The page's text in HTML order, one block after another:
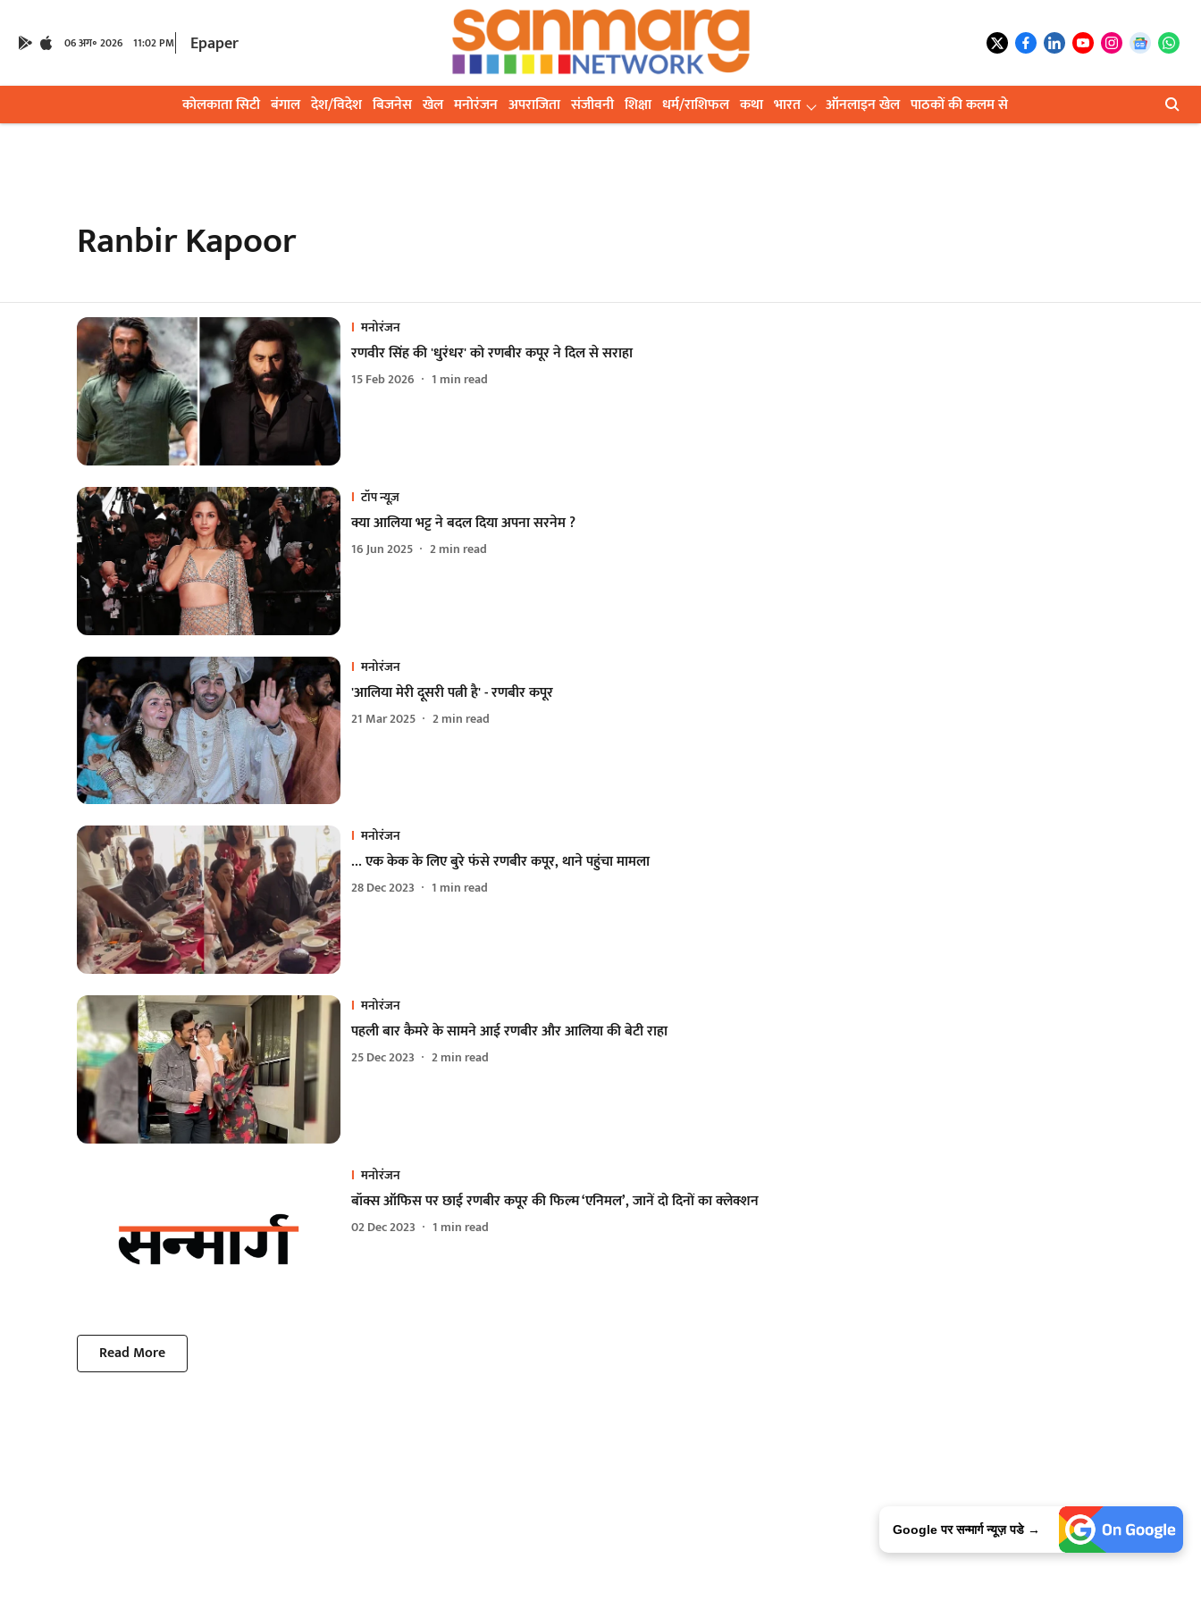
06 अग॰ 2026 11:02 PM Epaper
कोलकाता सिटी बंगाल देश/विदेश बिजनेस खेल मनोरंजन अपराजिता संजीवनी शिक्षा धर्म/राशिफल कथा भारत ऑनलाइन खेल पाठकों की कलम से
Ranbir Kapoor
मनोरंजन
रणवीर सिंह की 'धुरंधर' को रणबीर कपूर ने दिल से सराहा
15 Feb 2026 1 min read
टॉप न्यूज़
क्या आलिया भट्ट ने बदल दिया अपना सरनेम ?
16 Jun 2025 2min read
मनोरंजन
'आलिया मेरी दूसरी पत्नी है' - रणबीर कपूर
21 Mar 2025 2min read
मनोरंजन
… एक केक के लिए बुरे फंसे रणबीर कपूर, थाने पहुंचा मामला
28 Dec 2023 1 min read
मनोरंजन
पहली बार कैमरे के सामने आई रणबीर और आलिया की बेटी राहा
25 Dec 2023 2min read
मनोरंजन
बॉक्स ऑफिस पर छाई रणबीर कपूर की फिल्म ‘एनिमल’, जानें दो दिनों का क्लेक्शन
02 Dec 2023 1 min read
Read More
Google पर सन्मार्ग न्यूज़ पडे →